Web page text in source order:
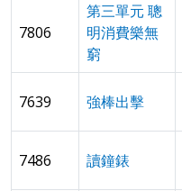
7806
第三單元 聰
明消費樂無
窮
7639 強棒出擊
7486 讀鐘錶